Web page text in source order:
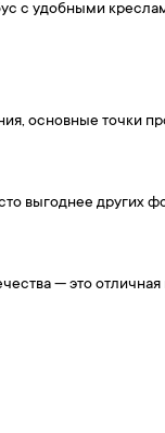
с удобными
основные точки
выгоднее других
— это